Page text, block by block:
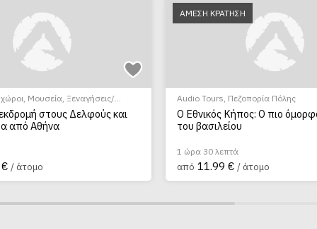
, Μουσεία, Ξεναγήσεις/
στους Δελφούς και
από Αθήνα
/ άτομο
ΑΜΕΣΗ ΚΡΑΤΗΣΗ
Audio Tours, Πεζοπορία Πόλης
Ο Εθνικός Κήπος: Ο πιο
του βασιλείου
1 ώρα 30 λεπτά
από 11.99 € / άτομο